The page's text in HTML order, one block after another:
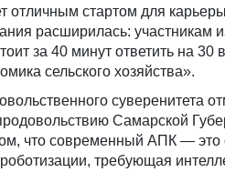
отличным стартом для
расширилась: участникам
за 40 минут ответить на 30
сельского хозяйства».
суверенитета
Самарской
что современный АПК — это
требующая